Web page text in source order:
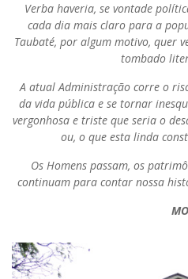
Verba haveria, se vontade
cada dia mais claro para a
Taubaté, por algum motivo, quer
tombado
A atual Administração corre o
da vida pública e se tornar
vergonhosa e triste que seria o
ou, o que esta linda
Os Homens passam, os
continuam para contar nossa